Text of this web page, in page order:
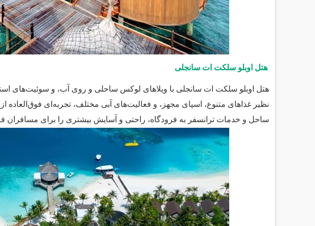
هتل اوبلو سلکت ات سانجلی
هتل اوبلو سلکت ات سانجلی با ویلاهای لوکس ساحلی و روی آب، و سوئیت‌های
نظیر غذاهای متنوع، اسپای مجهز، و فعالیت‌های آبی مختلف، تجربه‌ای فوق‌العاده
ساحل و خدمات ترانسفر به فرودگاه، راحتی و آسایش بیشتری را برای مسافران